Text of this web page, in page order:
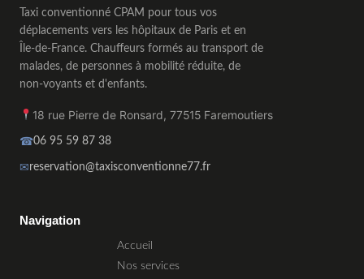
Taxi conventionné CPAM pour tous vos
déplacements vers les hôpitaux de Paris et en
Île-de-France. Chauffeurs formés au transport de
malades, de personnes à mobilité réduite, de
non-voyants et d'enfants.
18 rue Pierre de Ronsard, 77515 Faremoutiers
☎06 95 59 87 38
✉reservation@taxisconventionne77.fr
Navigation
Accueil
Nos services